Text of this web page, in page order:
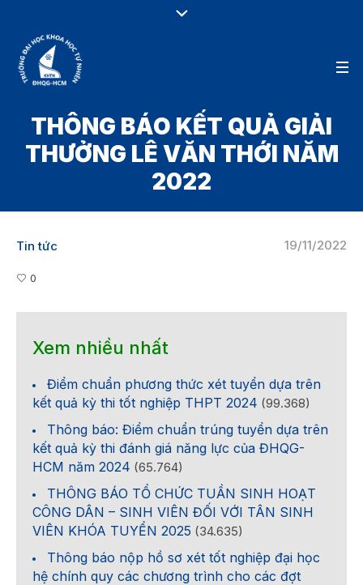
THÔNG BÁO KẾT QUẢ GIẢI
THƯỞNG LÊ VĂN THỚI NĂM
2022
19/11/2022
Tin tức
0
Xem nhiều nhất
Điểm chuẩn phương thức xét tuyển dựa trên
kết quả kỳ thi tốt nghiệp THPT 2024 (99.368)
Thông báo: Điểm chuẩn trúng tuyển dựa trên
kết quả kỳ thi đánh giá năng lực của ĐHQG-
HCM năm 2024 (65.764)
THÔNG BÁO TỔ CHỨC TUẦN SINH HOẠT
CÔNG DÂN – SINH VIÊN ĐỐI VỚI TÂN SINH
VIÊN KHÓA TUYỂN 2025 (34.635)
Thông báo nộp hồ sơ xét tốt nghiệp đại học
hệ chính quy các chương trình cho các đợt